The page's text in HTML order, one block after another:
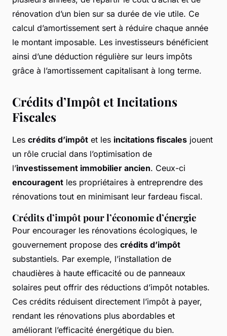
rénovation d’un bien sur sa durée de vie utile. Ce
calcul d’amortissement sert à réduire chaque année
le montant imposable. Les investisseurs bénéficient
ainsi d’une déduction régulière sur leurs impôts
grâce à l’amortissement capitalisant à long terme.
Crédits d’Impôt et Incitations
Fiscales
Les crédits d’impôt et les incitations fiscales jouent
un rôle crucial dans l’optimisation de
l’investissement immobilier ancien. Ceux-ci
encouragent les propriétaires à entreprendre des
rénovations tout en minimisant leur fardeau fiscal.
Crédits d’impôt pour l’économie d’énergie
Pour encourager les rénovations écologiques, le
gouvernement propose des crédits d’impôt
substantiels. Par exemple, l’installation de
chaudières à haute efficacité ou de panneaux
solaires peut offrir des réductions d’impôt notables.
Ces crédits réduisent directement l’impôt à payer,
rendant les rénovations plus abordables et
améliorant l’efficacité énergétique du bien.